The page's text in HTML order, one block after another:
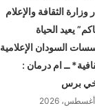
وزارة الثقافة والإعلام
يعيد الحياة
السودان الإعلامية
ــ ام درمان :
برس